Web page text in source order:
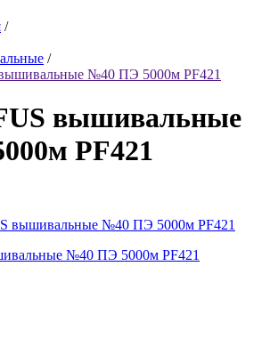
/
/
№40 ПЭ 5000м PF421
вышивальные
PF421